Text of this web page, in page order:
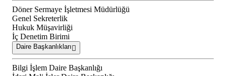
Döner Sermaye İşletmesi Müdürlüğü
Genel Sekreterlik
Hukuk Müşavirliği
İç Denetim Birimi
Daire Başkanlıkları
Bilgi İşlem Daire Başkanlığı